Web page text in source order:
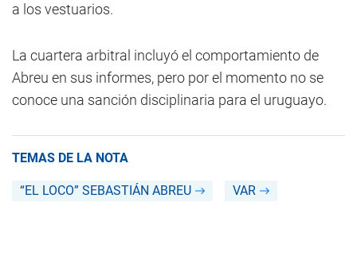
a los vestuarios.
La cuartera arbitral incluyó el comportamiento de
Abreu en sus informes, pero por el momento no se
conoce una sanción disciplinaria para el uruguayo.
TEMAS DE LA NOTA
“EL LOCO” SEBASTIÁN ABREU VAR